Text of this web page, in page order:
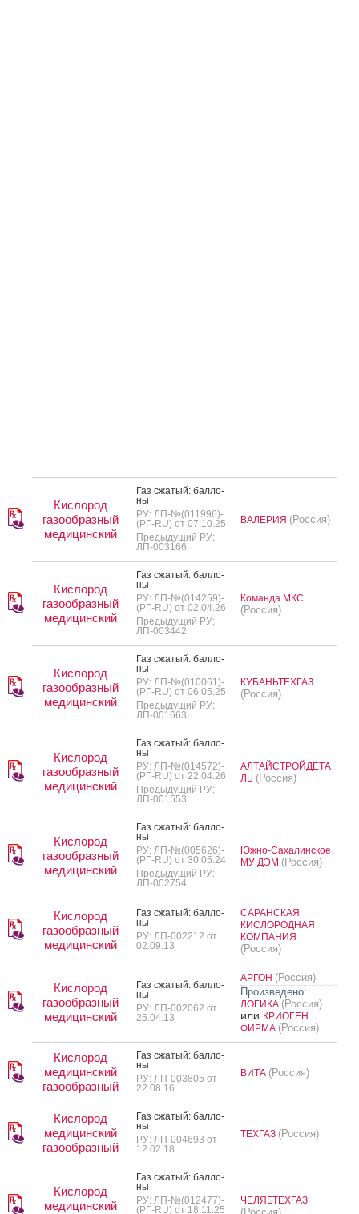
Кислород
газообразный
медицинский
Газ сжа­тый: бал­ло­
ны
РУ: ЛП-№(011996)-
(РГ-RU) от 07.10.25
Предыдущий РУ:
ЛП-003166
ВАЛЕРИЯ (Россия)
Кислород
газообразный
медицинский
Газ сжа­тый: бал­ло­
ны
РУ: ЛП-№(014259)-
(РГ-RU) от 02.04.26
Предыдущий РУ:
ЛП-003442
Команда МКС
(Россия)
Кислород
газообразный
медицинский
Газ сжа­тый: бал­ло­
ны
РУ: ЛП-№(010061)-
(РГ-RU) от 06.05.25
Предыдущий РУ:
ЛП-001663
КУБАНЬТЕХГАЗ
(Россия)
Кислород
газообразный
медицинский
Газ сжа­тый: бал­ло­
ны
РУ: ЛП-№(014572)-
(РГ-RU) от 22.04.26
Предыдущий РУ:
ЛП-001553
АЛТАЙСТРОЙДЕТА
ЛЬ (Россия)
Кислород
газообразный
медицинский
Газ сжа­тый: бал­ло­
ны
РУ: ЛП-№(005626)-
(РГ-RU) от 30.05.24
Предыдущий РУ:
ЛП-002754
Южно-Сахалинское
МУ ДЭМ (Россия)
Кислород
газообразный
медицинский
Газ сжа­тый: бал­ло­
ны
РУ: ЛП-002212 от
02.09.13
САРАНСКАЯ
КИСЛОРОДНАЯ
КОМПАНИЯ
(Россия)
Кислород
газообразный
медицинский
Газ сжа­тый: бал­ло­
ны
РУ: ЛП-002062 от
25.04.13
АРГОН (Россия)
Произведено:
ЛОГИКА (Россия)
или КРИОГЕН
ФИРМА (Россия)
Кислород
медицинский
газообразный
Газ сжа­тый: бал­ло­
ны
РУ: ЛП-003805 от
22.08.16
ВИТА (Россия)
Кислород
медицинский
газообразный
Газ сжа­тый: бал­ло­
ны
РУ: ЛП-004693 от
12.02.18
ТЕХГАЗ (Россия)
Кислород
медицинский
Газ сжа­тый: бал­ло­
ны
РУ: ЛП-№(012477)-
(РГ-RU) от 18.11.25
ЧЕЛЯБТЕХГАЗ